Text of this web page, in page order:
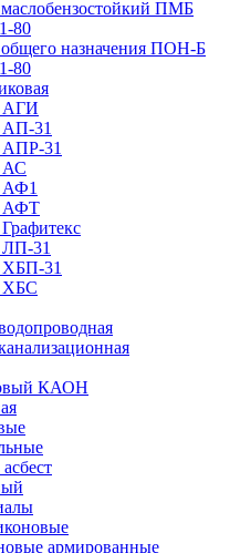
ПМБ
80
назначения ПОН-Б
80
АГИ
31
31
АС
АФ1
АФТ
31
31
ХБС
КАОН
армированные